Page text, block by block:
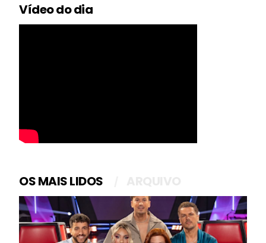
Vídeo do dia
OS MAIS LIDOS